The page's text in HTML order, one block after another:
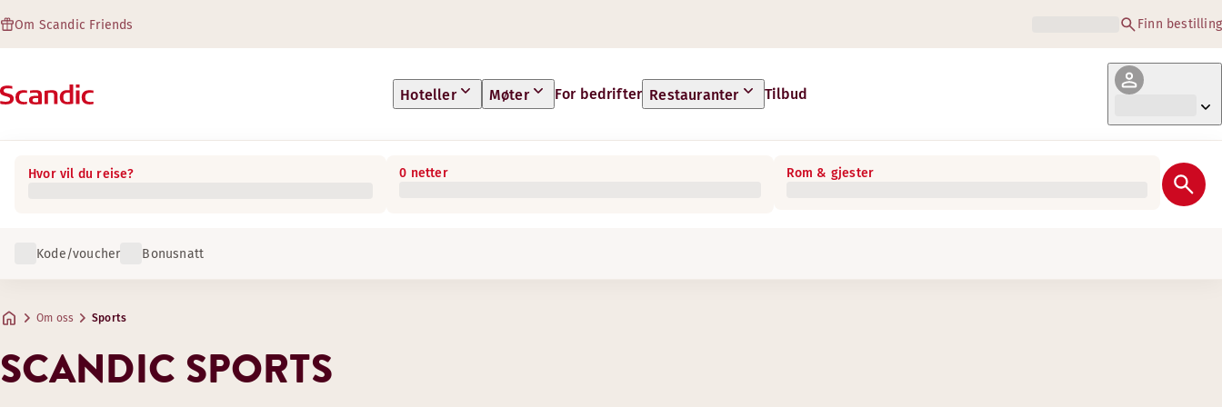
Om Scandic Friends Finn bestilling
Hoteller Møter For bedrifter Restauranter Tilbud
Hvor vil du reise? 0 netter Rom & gjester
Kode/voucher Bonusnatt
Om oss Sports
SCANDIC SPORTS